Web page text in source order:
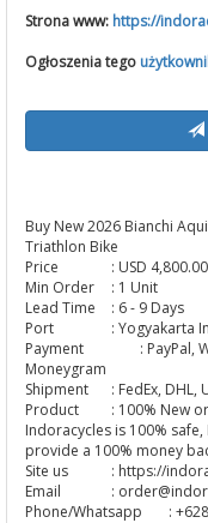
Strona www: https://
Ogłoszenia tego
Buy New 2026 Bianchi
Triathlon Bike
Price
: USD 4,800.00
Min Order
: 1 Unit
Lead Time
: 6 - 9 Days
Port
: Yogyakarta
Payment
: PayPal,
Moneygram
Shipment
: FedEx, DHL,
Product
: 100% New
Indoracycles is 100%
provide a 100% money
Site us
: https://
Email
:
Phone/Whatsapp
: